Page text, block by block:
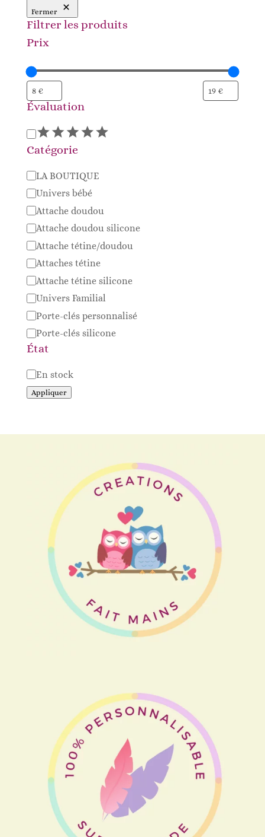
Fermer
Filtrer les produits
Prix
Évaluation
Évaluation
Catégorie
Catégorie
LA BOUTIQUE
Univers bébé
Attache doudou
Attache doudou silicone
Attache tétine/doudou
Attaches tétine
Attache tétine silicone
Univers Familial
Porte-clés personnalisé
Porte-clés silicone
État
Disponibilité
En stock
Appliquer